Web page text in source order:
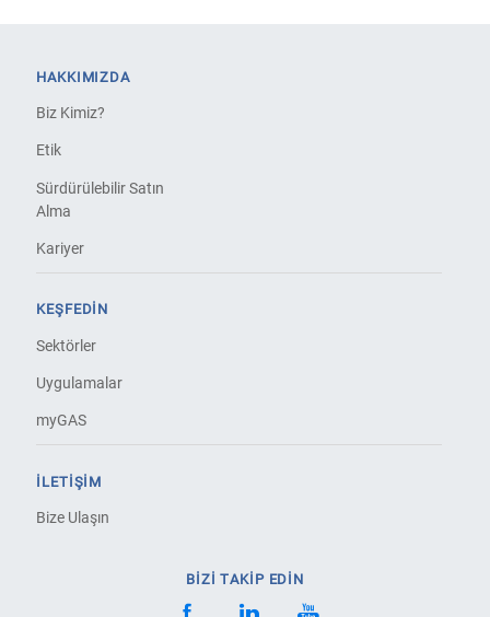
HAKKIMIZDA
Biz Kimiz?
Etik
Sürdürülebilir Satın
Alma
Kariyer
KEŞFEDIN
Sektörler
Uygulamalar
myGAS
İLETIŞIM
Bize Ulaşın
BİZİ TAKİP EDİN